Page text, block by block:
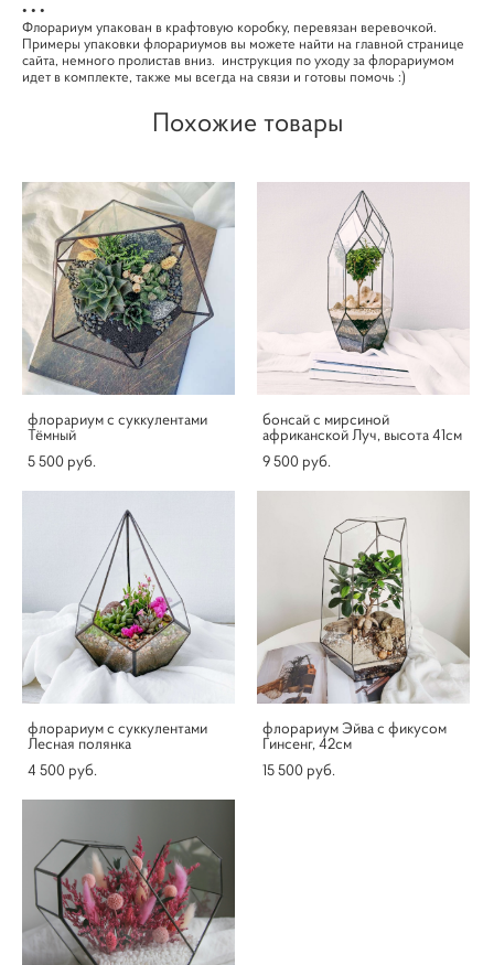
• • •
Флорариум упакован в крафтовую коробку, перевязан веревочкой.
Примеры упаковки флорариумов вы можете найти на главной странице
сайта, немного пролистав вниз. инструкция по уходу за флорариумом
идет в комплекте, также мы всегда на связи и готовы помочь :)
Похожие товары
флорариум с суккулентами
Тёмный
5 500 pуб.
бонсай с мирсиной
африканской Луч, высота 41см
9 500 pуб.
флорариум с суккулентами
Лесная полянка
4 500 pуб.
флорариум Эйва с фикусом
Гинсенг, 42см
15 500 pуб.